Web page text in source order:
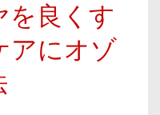
を良くす
アにオゾ